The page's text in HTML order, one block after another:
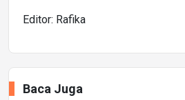
Editor: Rafika
Baca Juga